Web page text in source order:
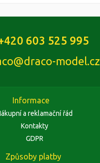
603 525 995
model.cz
Informace
a reklamační řád
Kontakty
GDPR
Způsoby platby